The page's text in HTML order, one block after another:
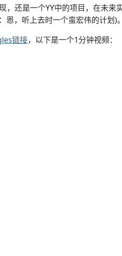
，还是一个YY中的项目，在未
恩，听上去时一个蛮宏伟的计划)。
链接，以下是一个1分钟视频：